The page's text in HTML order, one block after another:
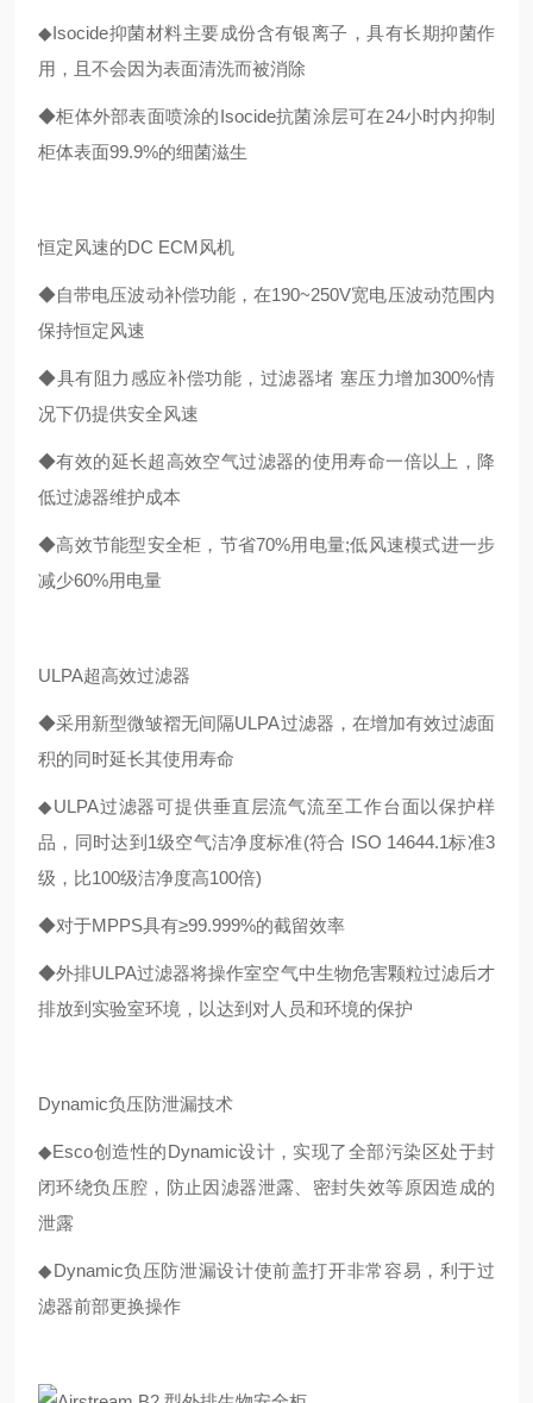
◆Isocide抑菌材料主要成份含有银离子，具有长期抑菌作
用，且不会因为表面清洗而被消除
◆柜体外部表面喷涂的Isocide抗菌涂层可在24小时内抑制
柜体表面99.9%的细菌滋生
恒定风速的DC ECM风机
◆自带电压波动补偿功能，在190~250V宽电压波动范围内
保持恒定风速
◆具有阻力感应补偿功能，过滤器堵 塞压力增加300%情
况下仍提供安全风速
◆有效的延长超高效空气过滤器的使用寿命一倍以上，降
低过滤器维护成本
◆高效节能型安全柜，节省70%用电量;低风速模式进一步
减少60%用电量
ULPA超高效过滤器
◆采用新型微皱褶无间隔ULPA过滤器，在增加有效过滤面
积的同时延长其使用寿命
◆ULPA过滤器可提供垂直层流气流至工作台面以保护样
品，同时达到1级空气洁净度标准(符合 ISO 14644.1标准3
级，比100级洁净度高100倍)
◆对于MPPS具有≥99.999%的截留效率
◆外排ULPA过滤器将操作室空气中生物危害颗粒过滤后才
排放到实验室环境，以达到对人员和环境的保护
Dynamic负压防泄漏技术
◆Esco创造性的Dynamic设计，实现了全部污染区处于封
闭环绕负压腔，防止因滤器泄露、密封失效等原因造成的
泄露
◆Dynamic负压防泄漏设计使前盖打开非常容易，利于过
滤器前部更换操作